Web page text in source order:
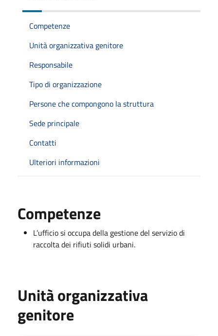
Competenze
Unità organizzativa genitore
Responsabile
Tipo di organizzazione
Persone che compongono la struttura
Sede principale
Contatti
Ulteriori informazioni
Competenze
L’ufficio si occupa della gestione del servizio di
raccolta dei rifiuti solidi urbani.
Unità organizzativa
genitore